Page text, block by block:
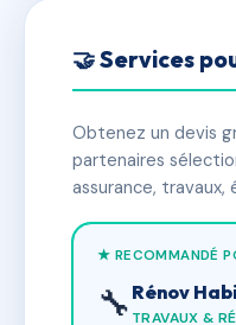
🤝 Services
Obtenez un devis
partenaires
assurance, travaux,
★ RECOMMANDÉ
🔧 Rénov
TRAVAUX &